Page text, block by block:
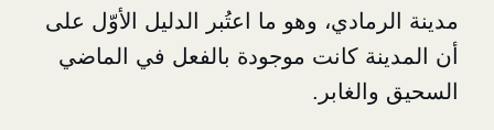
وهو ما اعتُبر الدليل الأوّل على
كانت موجودة بالفعل في الماضي